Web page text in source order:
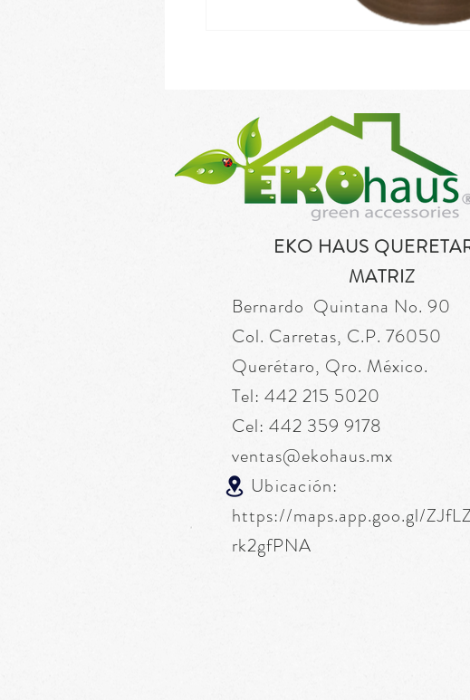
EKO HAUS
MATRIZ
Bernardo Quintana No. 90
Col. Carretas, C.P. 76050
Querétaro, Qro. México.
Tel: 442 215 5020
Cel: 442 359 9178
ventas@ekohaus.mx
Ubicación:
https://maps.app.goo.gl/
rk2gfPNA